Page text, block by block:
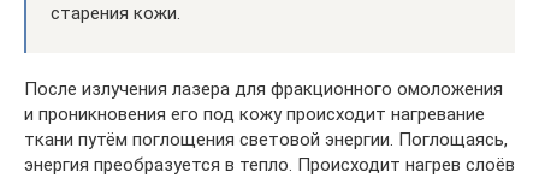
старения кожи.
После излучения лазера для фракционного омоложения
и проникновения его под кожу происходит нагревание
ткани путём поглощения световой энергии. Поглощаясь,
энергия преобразуется в тепло. Происходит нагрев слоёв